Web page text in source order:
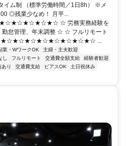
イム制 （標準労働時間／1日8h） ※メ
◎残業少なめ！ 月平...
☆ 労務実務経験を
怠管理、年末調整 ☆ ☆ フルリモート
★ ★☆★☆★☆★☆★☆★☆★☆★☆★☆ ...
業・WワークOK
主婦・主夫歓迎
フルリモート 交通費全額支給
経験者歓迎
あり 交通費支給 ピアスOK
土日祝休み